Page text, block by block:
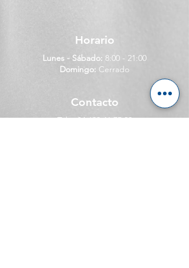
Horario
Lunes - Sábado: 8:00 - 21:00
Domingo: Cerrado
Contacto
Tel:+34 622 41 75 29